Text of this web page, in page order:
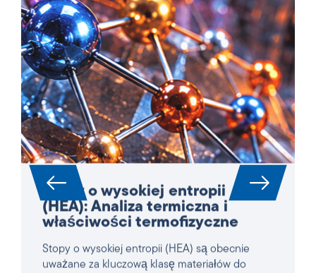
Stopy o wysokiej entropii
(HEA): Analiza termiczna i
właściwości termofizyczne
Stopy o wysokiej entropii (HEA) są obecnie
uważane za kluczową klasę materiałów do
energetyce, turbinach i budowie reaktorów. Ze
względu na swój złożony, wieloskładnikowy